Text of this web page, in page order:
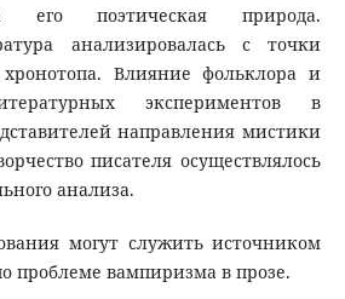
его поэтическая природа.
анализировалась с точки
Влияние фольклора и
экспериментов в
направления мистики
писателя осуществлялось
анализа.
могут служить источником
проблеме вампиризма в прозе.